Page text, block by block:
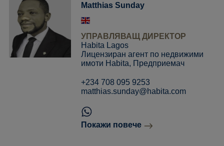
Matthias Sunday
УПРАВЛЯВАЩ ДИРЕКТОР
Habita Lagos
Лицензиран агент по недвижими
имоти Habita, Предприемач
+234 708 095 9253
matthias.sunday@habita.com
Покажи повече